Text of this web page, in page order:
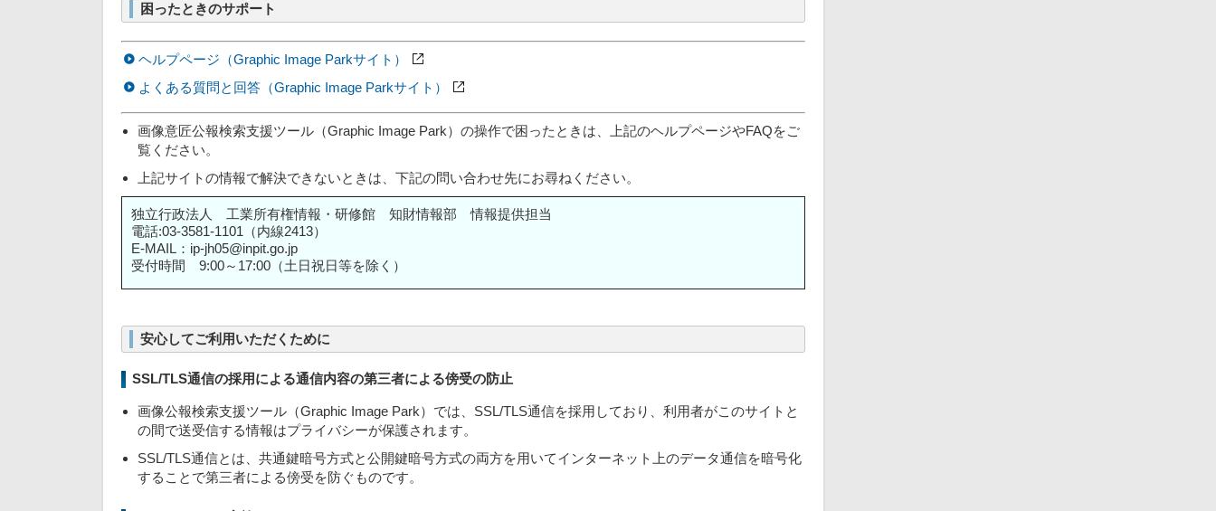
困ったときのサポート
ヘルプページ（Graphic Image Parkサイト）
よくある質問と回答（Graphic Image Parkサイト）
画像意匠公報検索支援ツール（Graphic Image Park）の操作で困ったときは、上記のヘルプページやFAQをご
覧ください。
上記サイトの情報で解決できないときは、下記の問い合わせ先にお尋ねください。
独立行政法人 工業所有権情報・研修館 知財情報部 情報提供担当
電話:03-3581-1101（内線2413）
E-MAIL：ip-jh05@inpit.go.jp
受付時間 9:00～17:00（土日祝日等を除く）
安心してご利用いただくために
SSL/TLS通信の採用による通信内容の第三者による傍受の防止
画像公報検索支援ツール（Graphic Image Park）では、SSL/TLS通信を採用しており、利用者がこのサイトと
の間で送受信する情報はプライバシーが保護されます。
SSL/TLS通信とは、共通鍵暗号方式と公開鍵暗号方式の両方を用いてインターネット上のデータ通信を暗号化
することで第三者による傍受を防ぐものです。